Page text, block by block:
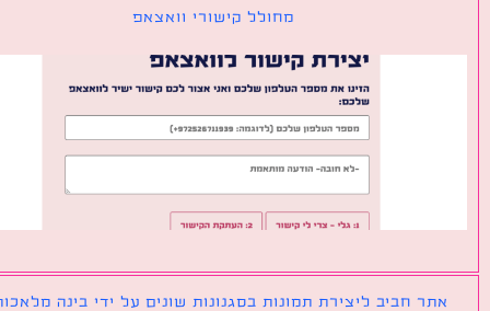
מחולל קישורי וואצאפ
חביב ליצירת תמונות בסגנונות שונים על ידי בינה מלאכותית